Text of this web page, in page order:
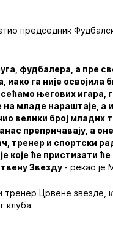
председник
фудбалера, а пре
иако га није освојила
његових игара,
на младе нараштаје, а
велики број младих
препричавају, а
тренер и спортски
које ће пристизати
Звезду - рекао је
Црвене звезде,
клуба.